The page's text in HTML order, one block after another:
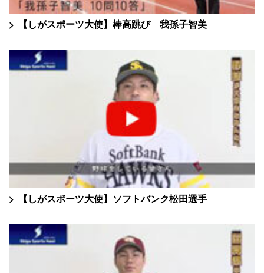
【しがスポーツ大使】棒高跳び 我孫子智美
【しがスポーツ大使】ソフトバンク松田選手